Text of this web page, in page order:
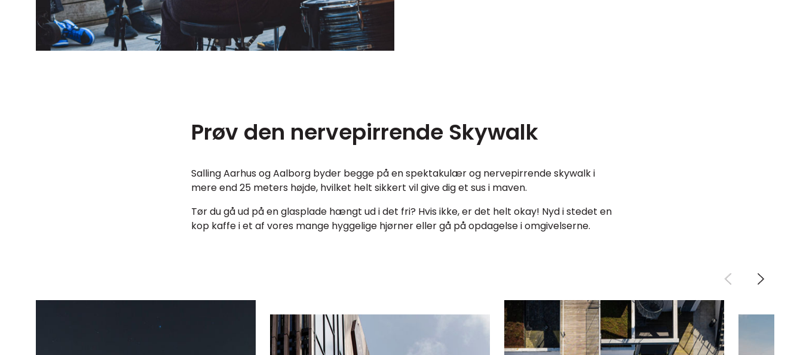
Prøv den nervepirrende Skywalk
Salling Aarhus og Aalborg byder begge på en spektakulær og nervepirrende skywalk i
mere end 25 meters højde, hvilket helt sikkert vil give dig et sus i maven.
Tør du gå ud på en glasplade hængt ud i det fri? Hvis ikke, er det helt okay! Nyd i stedet en
kop kaffe i et af vores mange hyggelige hjørner eller gå på opdagelse i omgivelserne.